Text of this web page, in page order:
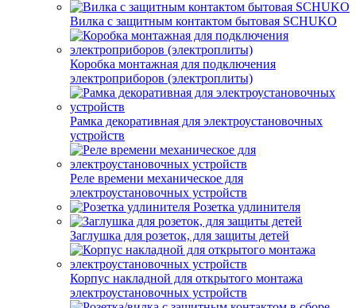
Вилка с защитным контактом бытовая SCHUKO
Коробка монтажная для подключения
электроприборов (электроплиты)
Рамка декоративная для электроустановочных
устройств
Реле времени механическое для
электроустановочных устройств
Розетка удлинителя
Заглушка для розеток, для защиты детей
Корпус накладной для открытого монтажа
электроустановочных устройств